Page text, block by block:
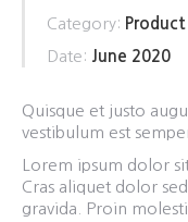
Category:
Date: June 2020
Quisque et justo
vestibulum est
Lorem ipsum dolor
Cras aliquet dolor
gravida. Proin